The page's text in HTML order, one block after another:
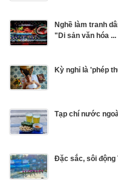
Nghề làm tranh
"Di sản văn hóa ...
Kỳ nghỉ là 'phép
Tạp chí nước
Đặc sắc, sôi động